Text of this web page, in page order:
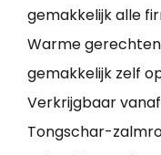
gemakkelijk alle
Warme
gemakkelijk zelf
Verkrijgbaar
Tongschar-